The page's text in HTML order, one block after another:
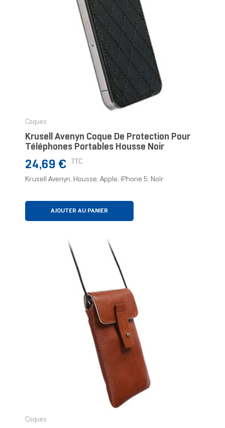
Coques
Krusell Avenyn Coque De Protection Pour
Téléphones Portables Housse Noir
Prix
24,69 € TTC
Krusell Avenyn, Housse, Apple, iPhone 5, Noir
AJOUTER AU PANIER
Coques